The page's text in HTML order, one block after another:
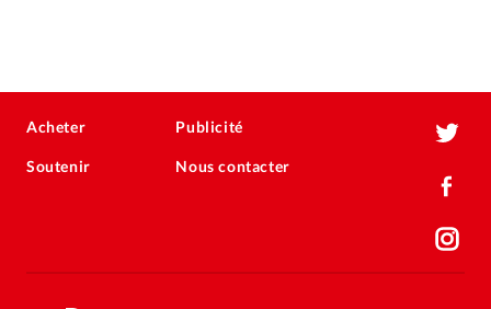
Acheter
Soutenir
Publicité
Nous contacter